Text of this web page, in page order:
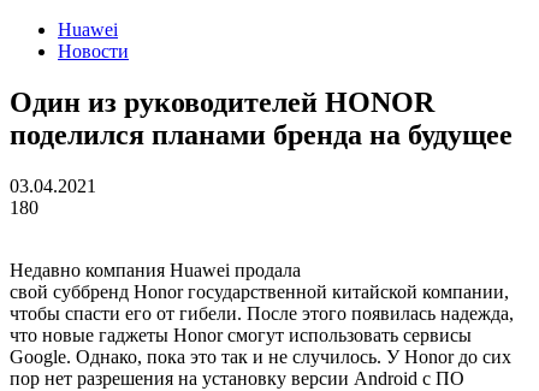
Huawei
Новости
Один из руководителей HONOR
поделился планами бренда на будущее
03.04.2021
180
Недавно компания Huawei продала
свой суббренд Honorгосударственной китайской компании,
чтобы спасти его от гибели. После этого появилась надежда,
что новые гаджеты Honorсмогут использовать сервисы
Google. Однако, пока это так и не случилось. У Honor до сих
пор нет разрешения на установку версии Android с ПО